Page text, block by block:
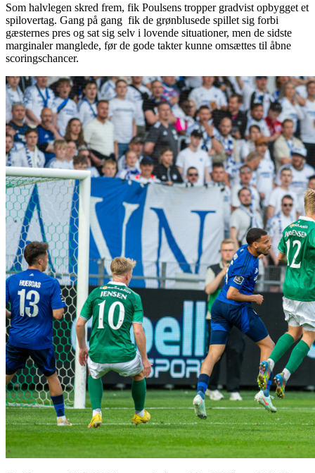
Som halvlegen skred frem, fik Poulsens tropper gradvist opbygget et
spilovertag. Gang på gang fik de grønblusede spillet sig forbi
gæsternes pres og sat sig selv i lovende situationer, men de sidste
marginaler manglede, før de gode takter kunne omsættes til åbne
scoringschancer.